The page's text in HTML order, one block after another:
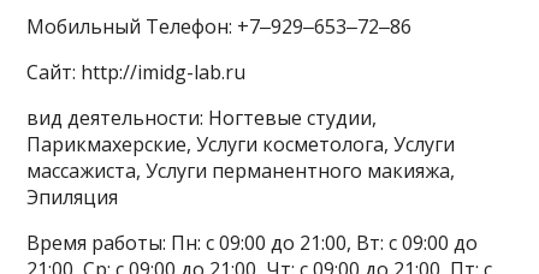
Мобильный Телефон: +7‒929‒653‒72‒86
Сайт: http://imidg-lab.ru
вид деятельности: Ногтевые студии,
Парикмахерские, Услуги косметолога, Услуги
массажиста, Услуги перманентного макияжа,
Эпиляция
Время работы: Пн: с 09:00 до 21:00, Вт: с 09:00 до